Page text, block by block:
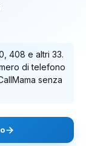
408 e altri 33.
di telefono
senza